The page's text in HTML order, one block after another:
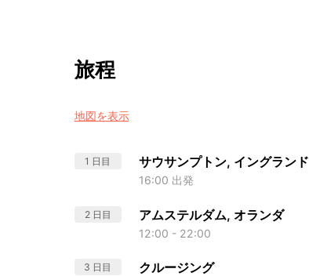
旅程
地図を表示
1 日目 サウサンプトン, イングランド
16:00 出発
2 日目 アムステルダム, オランダ
12:00 - 22:00
3 日目 クルージング